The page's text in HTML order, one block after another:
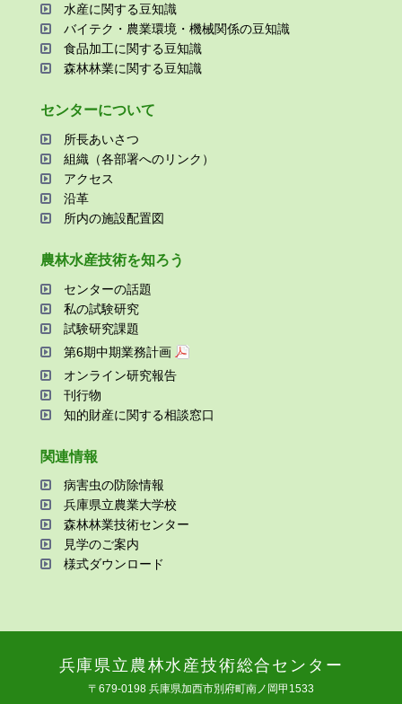
⽔産に関する⾖知識
バイテク・農業環境・機械関係の⾖知識
⾷品加⼯に関する⾖知識
森林林業に関する⾖知識
センターについて
所⻑あいさつ
組織（各部署へのリンク）
アクセス
沿⾰
所内の施設配置図
農林⽔産技術を知ろう
センターの話題
私の試験研究
試験研究課題
第6期中期業務計画
オンライン研究報告
刊⾏物
知的財産に関する相談窓⼝
関連情報
病害⾍の防除情報
兵庫県⽴農業⼤学校
森林林業技術センター
⾒学のご案内
様式ダウンロード
兵庫県⽴農林⽔産技術総合センター
〒679-0198 兵庫県加⻄市別府町南ノ岡甲1533